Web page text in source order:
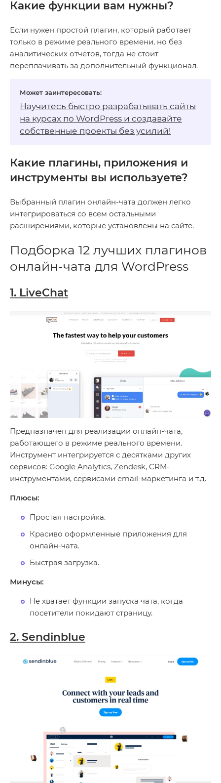
Какие функции вам нужны?
Если нужен простой плагин, который работает
только в режиме реального времени, но без
аналитических отчетов, тогда не стоит
переплачивать за дополнительный функционал.
Научитесь быстро разрабатывать сайты
на курсах по WordPress и создавайте
собственные проекты без усилий!
Какие плагины, приложения и
инструменты вы используете?
Выбранный плагин онлайн-чата должен легко
интегрироваться со всем остальными
расширениями, которые установлены на сайте.
Подборка 12 лучших плагинов
онлайн-чата для WordPress
1. LiveChat
Предназначен для реализации онлайн-чата,
работающего в режиме реального времени.
Инструмент интегрируется с десятками других
сервисов: Google Analytics, Zendesk, CRM-
инструментами, сервисами email-маркетинга и т.д.
Плюсы:
Простая настройка.
Красиво оформленные приложения для
онлайн-чата.
Быстрая загрузка.
Минусы:
Не хватает функции запуска чата, когда
посетители покидают страницу.
2. Sendinblue